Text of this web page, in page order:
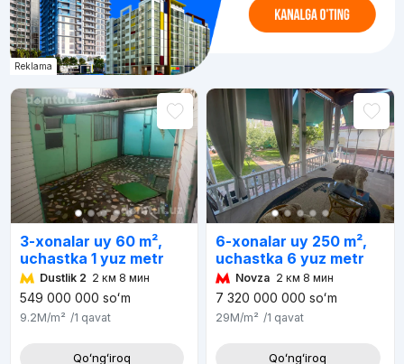
Reklama
3-xonalar uy 60 m²,
uchastka 1 yuz metr
Dustlik 2 2 км 8 мин
549 000 000 soʻm
9.2M/m² /1 qavat
Qoʻngʻiroq
6-xonalar uy 250 m²,
uchastka 6 yuz metr
Novza 2 км 8 мин
7 320 000 000 soʻm
29M/m² /1 qavat
Qoʻngʻiroq